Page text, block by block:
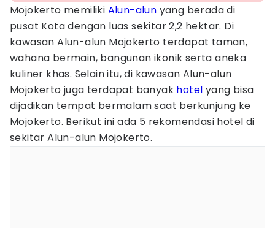
Mojokerto memiliki Alun-alun yang berada di
pusat Kota dengan luas sekitar 2,2 hektar. Di
kawasan Alun-alun Mojokerto terdapat taman,
wahana bermain, bangunan ikonik serta aneka
kuliner khas. Selain itu, di kawasan Alun-alun
Mojokerto juga terdapat banyak hotel yang bisa
dijadikan tempat bermalam saat berkunjung ke
Mojokerto. Berikut ini ada 5 rekomendasi hotel di
sekitar Alun-alun Mojokerto.